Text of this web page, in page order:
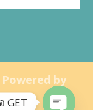
by
GET